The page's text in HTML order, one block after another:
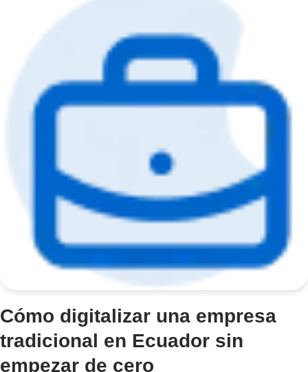
Cómo digitalizar una empresa
tradicional en Ecuador sin
empezar de cero